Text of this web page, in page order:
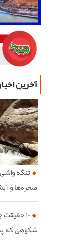
آخرین
تنگه
صخره‌ها و
۱۰
شکوهی که پس از ۲۵ قرن